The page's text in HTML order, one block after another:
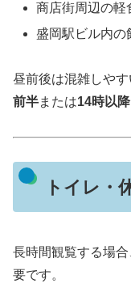
商店街周辺の軽
盛岡駅ビル内の
昼前後は混雑しや
前半または14時以降
トイレ・
長時間観覧する場
要です。